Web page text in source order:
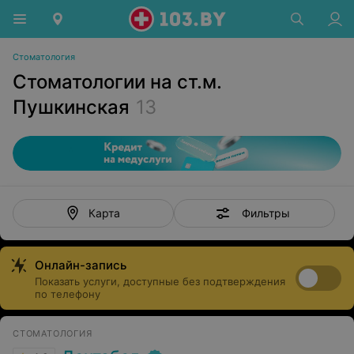
Стоматология
Стоматологии на ст.м.
Пушкинская 13
Карта Фильтры
Онлайн-запись
Показать услуги, доступные без подтверждения
по телефону
СТОМАТОЛОГИЯ